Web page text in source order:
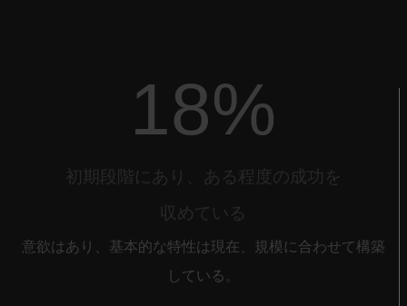
18%
初期段階にあり、ある程度の成功を
収めている
意欲はあり、基本的な特性は現在、規模に合わせて構築
している。